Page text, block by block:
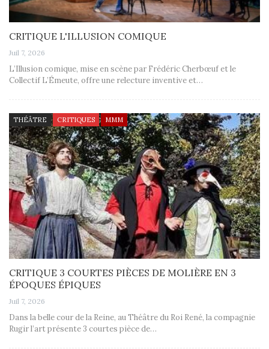
CRITIQUE L'ILLUSION COMIQUE
Juil 7, 2026
L’Illusion comique, mise en scène par Frédéric Cherbœuf et le
Collectif L’Émeute, offre une relecture inventive et…
THÉÂTRE CRITIQUES MMM
CRITIQUE 3 COURTES PIÈCES DE MOLIÈRE EN 3
ÉPOQUES ÉPIQUES
Juil 7, 2026
Dans la belle cour de la Reine, au Théâtre du Roi René, la compagnie
Rugir l’art présente 3 courtes pièce de…